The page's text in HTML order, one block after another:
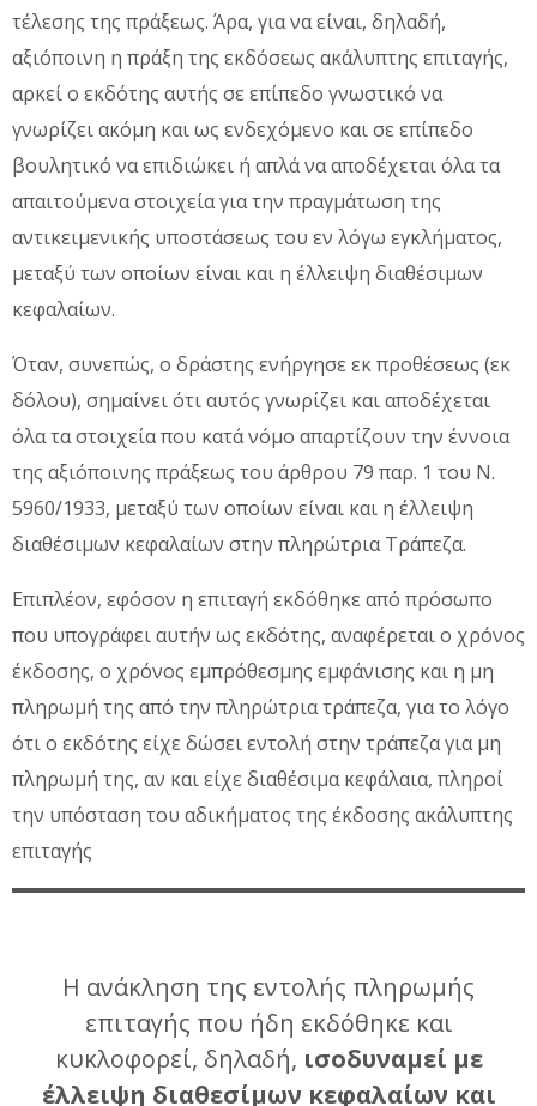
τέλεσης της πράξεως. Άρα, για να είναι, δηλαδή,
αξιόποινη η πράξη της εκδόσεως ακάλυπτης επιταγής,
αρκεί ο εκδότης αυτής σε επίπεδο γνωστικό να
γνωρίζει ακόμη και ως ενδεχόμενο και σε επίπεδο
βουλητικό να επιδιώκει ή απλά να αποδέχεται όλα τα
απαιτούμενα στοιχεία για την πραγμάτωση της
αντικειμενικής υποστάσεως του εν λόγω εγκλήματος,
μεταξύ των οποίων είναι και η έλλειψη διαθέσιμων
κεφαλαίων.
Όταν, συνεπώς, ο δράστης ενήργησε εκ προθέσεως (εκ
δόλου), σημαίνει ότι αυτός γνωρίζει και αποδέχεται
όλα τα στοιχεία που κατά νόμο απαρτίζουν την έννοια
της αξιόποινης πράξεως του άρθρου 79 παρ. 1 του Ν.
5960/1933, μεταξύ των οποίων είναι και η έλλειψη
διαθέσιμων κεφαλαίων στην πληρώτρια Τράπεζα.
Επιπλέον, εφόσον η επιταγή εκδόθηκε από πρόσωπο
που υπογράφει αυτήν ως εκδότης, αναφέρεται ο χρόνος
έκδοσης, ο χρόνος εμπρόθεσμης εμφάνισης και η μη
πληρωμή της από την πληρώτρια τράπεζα, για το λόγο
ότι ο εκδότης είχε δώσει εντολή στην τράπεζα για μη
πληρωμή της, αν και είχε διαθέσιμα κεφάλαια, πληροί
την υπόσταση του αδικήματος της έκδοσης ακάλυπτης
επιταγής
Η ανάκληση της εντολής πληρωμής
επιταγής που ήδη εκδόθηκε και
κυκλοφορεί, δηλαδή, ισοδυναμεί με
έλλειψη διαθεσίμων κεφαλαίων και